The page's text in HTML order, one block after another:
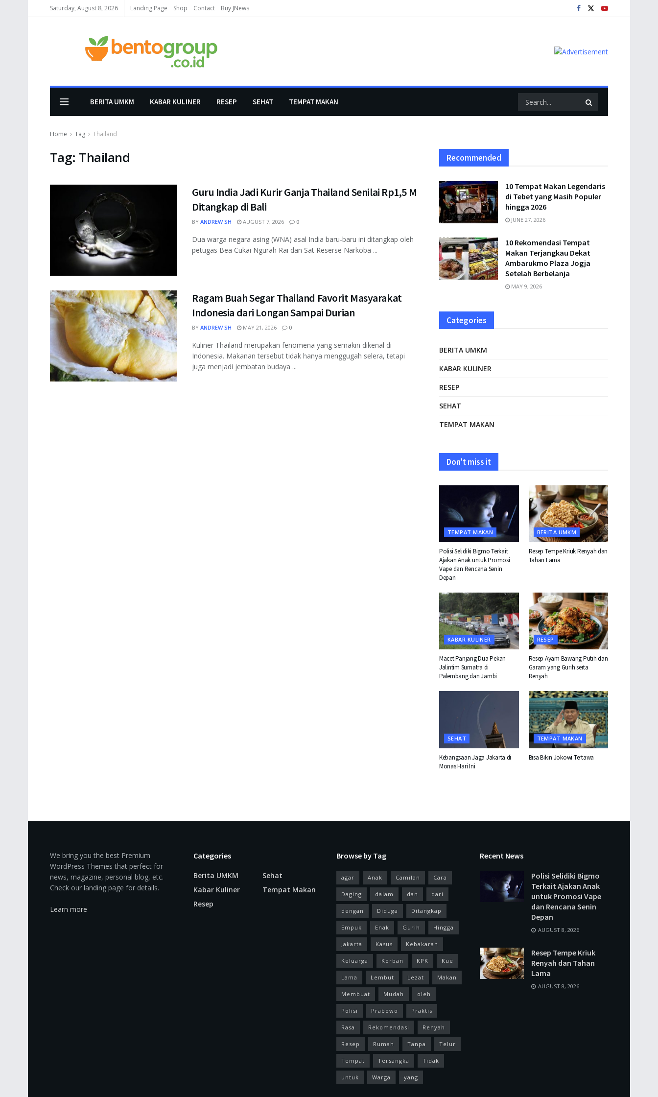
Saturday, August 8, 2026 Landing Page Shop Contact Buy JNews
BERITA UMKM KABAR KULINER RESEP SEHAT TEMPAT MAKAN
Home Tag Thailand
Tag: Thailand
Guru India Jadi Kurir Ganja Thailand Senilai Rp1,5 M
Ditangkap di Bali
BY ANDREW SH AUGUST 7, 2026 0
Dua warga negara asing (WNA) asal India baru-baru ini ditangkap oleh
petugas Bea Cukai Ngurah Rai dan Sat Reserse Narkoba ...
Ragam Buah Segar Thailand Favorit Masyarakat
Indonesia dari Longan Sampai Durian
BY ANDREW SH MAY 21, 2026 0
Kuliner Thailand merupakan fenomena yang semakin dikenal di
Indonesia. Makanan tersebut tidak hanya menggugah selera, tetapi
juga menjadi jembatan budaya ...
Recommended
10 Tempat Makan Legendaris
di Tebet yang Masih Populer
hingga 2026
JUNE 27, 2026
10 Rekomendasi Tempat
Makan Terjangkau Dekat
Ambarukmo Plaza Jogja
Setelah Berbelanja
MAY 9, 2026
Categories
BERITA UMKM
KABAR KULINER
RESEP
SEHAT
TEMPAT MAKAN
Don't miss it
TEMPAT MAKAN
Polisi Selidiki Bigmo Terkait
Ajakan Anak untuk Promosi
Vape dan Rencana Senin
Depan
BERITA UMKM
Resep Tempe Kriuk Renyah dan
Tahan Lama
KABAR KULINER
Macet Panjang Dua Pekan
Jalintim Sumatra di
Palembang dan Jambi
RESEP
Resep Ayam Bawang Putih dan
Garam yang Gurih serta
Renyah
SEHAT
Kebangsaan Jaga Jakarta di
Monas Hari Ini
TEMPAT MAKAN
Bisa Bikin Jokowi Tertawa
We bring you the best Premium
WordPress Themes that perfect for
news, magazine, personal blog, etc.
Check our landing page for details.
Learn more
Categories
Berita UMKM
Kabar Kuliner
Resep
Sehat
Tempat Makan
Browse by Tag
agar Anak Camilan Cara
Daging dalam dan dari
dengan Diduga Ditangkap
Empuk Enak Gurih Hingga
Jakarta Kasus Kebakaran
Keluarga Korban KPK Kue
Lama Lembut Lezat Makan
Membuat Mudah oleh
Polisi Prabowo Praktis
Rasa Rekomendasi Renyah
Resep Rumah Tanpa Telur
Tempat Tersangka Tidak
untuk Warga yang
Recent News
Polisi Selidiki Bigmo
Terkait Ajakan Anak
untuk Promosi Vape
dan Rencana Senin
Depan
AUGUST 8, 2026
Resep Tempe Kriuk
Renyah dan Tahan
Lama
AUGUST 8, 2026